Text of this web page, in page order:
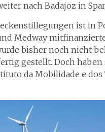
nach Badajoz in
ist in
Medway
bisher noch nicht
gestellt. Doch
da Mobilidade e